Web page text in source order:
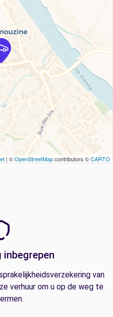
| ©OpenStreetMapcontributors ©CARTO
inbegrepen
van
verhuur om u op de weg te